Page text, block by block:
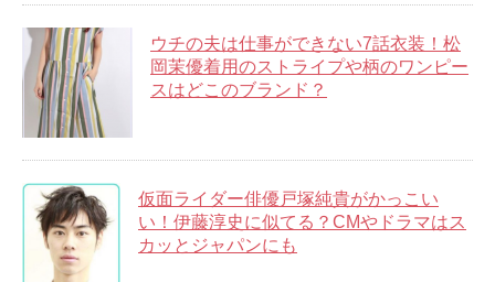
ウチの夫は仕事ができない7話衣装！松
岡茉優着用のストライプや柄のワンピー
スはどこのブランド？
仮面ライダー俳優戸塚純貴がかっこい
い！伊藤淳史に似てる？CMやドラマはス
カッとジャパンにも